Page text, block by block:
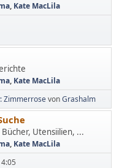
, Kate MacLila
, Kate MacLila
ZimmerrosevonGrashalm
Utensiilien, ...
, Kate MacLila